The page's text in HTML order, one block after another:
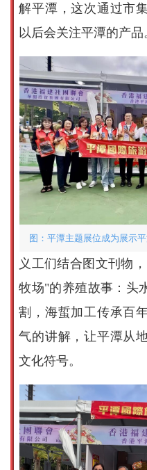
解平潭，这次通过市
以后会关注平潭的产品
图：平潭主题展位成为展示
义工们结合图文刊物
牧场"的养殖故事：头
割，海蜇加工传承百
气的讲解，让平潭从
文化符号。